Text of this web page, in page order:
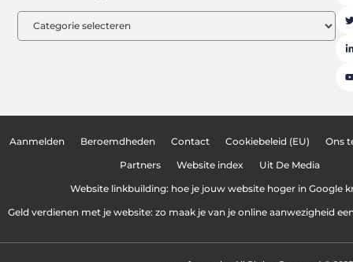
Aanmelden Beroemdheden Contact Cookiebeleid (EU) Ons
Partners Website index Uit De Media
Website linkbuilding: hoe je jouw website hoger in Google
Geld verdienen met je website: zo maak je van je online aanwezigheid